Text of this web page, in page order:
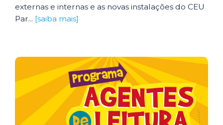
externas e internas e as novas instalações do CEU
Par... [saiba mais]